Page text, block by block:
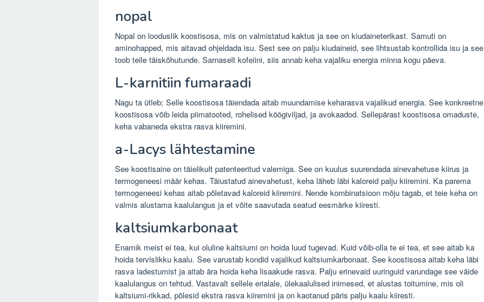
nopal
Nopal on looduslik koostisosa, mis on valmistatud kaktus ja see on kiudaineterikast. Samuti on
aminohapped, mis aitavad ohjeldada isu. Sest see on palju kiudaineid, see lihtsustab kontrollida isu ja see
toob teile täiskõhutunde. Sarnaselt kofeiini, siis annab keha vajaliku energia minna kogu päeva.
L-karnitiin fumaraadi
Nagu ta ütleb; Selle koostisosa täiendada aitab muundamise keharasva vajalikud energia. See konkreetne
koostisosa võib leida piimatooted, rohelised köögiviljad, ja avokaadod. Sellepärast koostisosa omaduste,
keha vabaneda ekstra rasva kiiremini.
a-Lacys lähtestamine
See koostisaine on täielikult patenteeritud valemiga. See on kuulus suurendada ainevahetuse kiirus ja
termogeneesi määr kehas. Täiustatud ainevahetust, keha läheb läbi kaloreid palju kiiremini. Ka parema
termogeneesi kehas aitab põletavad kaloreid kiiremini. Nende kombinatsioon mõju tagab, et teie keha on
valmis alustama kaalulangus ja et võite saavutada seatud eesmärke kiiresti.
kaltsiumkarbonaat
Enamik meist ei tea, kui oluline kaltsiumi on hoida luud tugevad. Kuid võib-olla te ei tea, et see aitab ka
hoida tervislikku kaalu. See varustab kondid vajalikud kaltsiumkarbonaat. See koostisosa aitab keha läbi
rasva ladestumist ja aitab ära hoida keha lisaakude rasva. Palju erinevaid uuringuid varundage see väide
kaalulangus on tehtud. Vastavalt sellele erialale, ülekaalulised inimesed, et alustas toitumine, mis oli
kaltsiumi-rikkad, põlesid ekstra rasva kiiremini ja on kaotanud päris palju kaalu kiiresti.